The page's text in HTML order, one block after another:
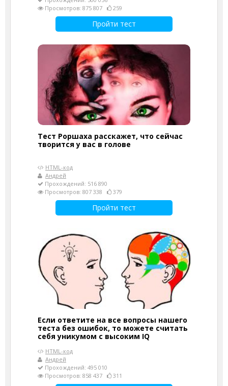
Просмотров: 875 807
259
Пройти тест
Тест Роршаха расскажет, что сейчас
творится у вас в голове
HTML-код
Андрей
Прохождений: 516 890
Просмотров: 807 338
379
Пройти тест
Если ответите на все вопросы нашего
теста без ошибок, то можете считать
себя уникумом с высоким IQ
HTML-код
Андрей
Прохождений: 495 010
Просмотров: 858 437
311